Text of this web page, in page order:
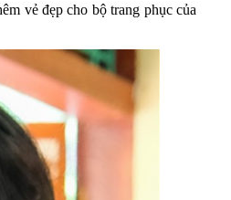
vẻ đẹp cho bộ trang phục của